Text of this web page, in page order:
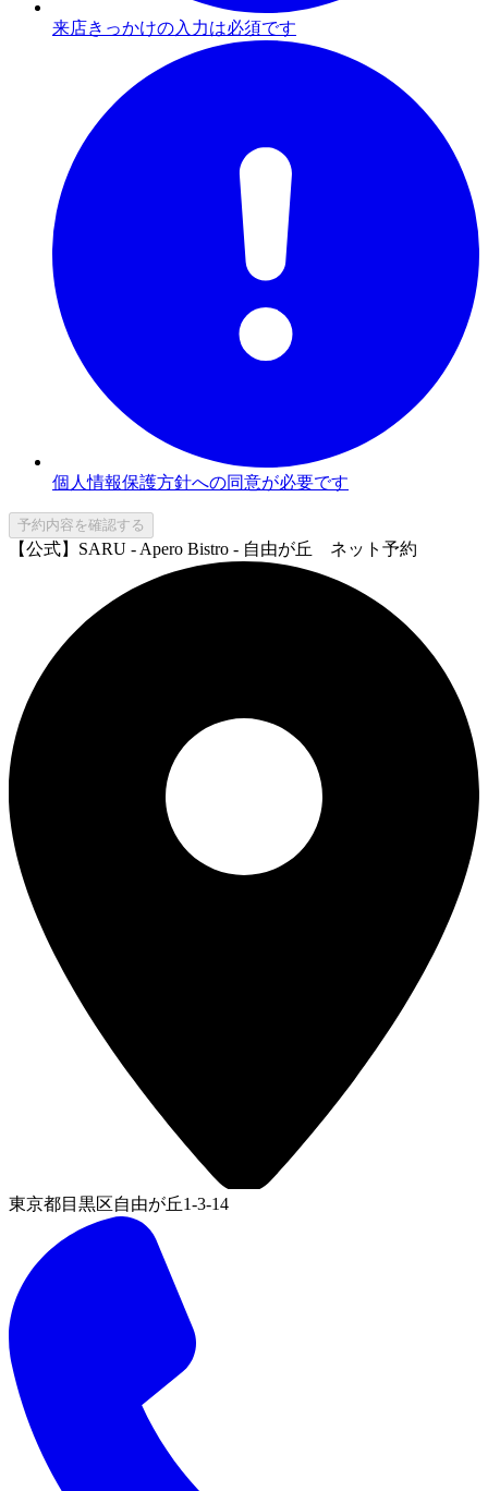
来店きっかけの入力は必須です
個人情報保護方針への同意が必要です
予約内容を確認する
【公式】SARU - Apero Bistro - 自由が丘 ネット予約
東京都目黒区自由が丘1-3-14